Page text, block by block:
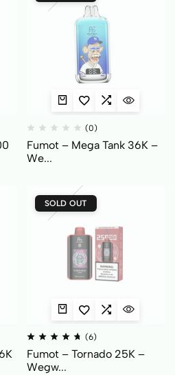
(0)
Fumot – Mega Tank 36K –
We...
SOLD OUT
(6)
Fumot – Tornado 25K –
Wegw...